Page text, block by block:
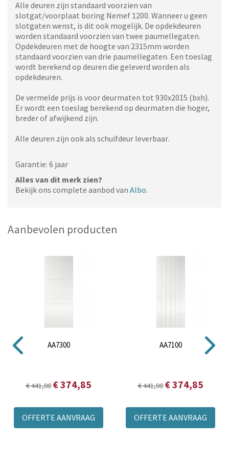
Alle deuren zijn standaard voorzien van
slotgat/voorplaat boring Nemef 1200. Wanneer u geen
slotgaten wenst, is dit ook mogelijk. De opdekdeuren
worden standaard voorzien van twee paumellegaten.
Opdekdeuren met de hoogte van 2315mm worden
standaard voorzien van drie paumellegaten. Een toeslag
wordt berekend op deuren die geleverd worden als
opdekdeuren.
De vermelde prijs is voor deurmaten tot 930x2015 (bxh).
Er wordt een toeslag berekend op deurmaten die hoger,
breder of afwijkend zijn.
Alle deuren zijn ook als schuifdeur leverbaar.
Garantie: 6 jaar
Alles van dit merk zien?
Bekijk ons complete aanbod van Albo.
Aanbevolen producten
AA7300
€ 441,00 € 374,85
OFFERTE AANVRAAG
AA7100
€ 441,00 € 374,85
OFFERTE AANVRAAG